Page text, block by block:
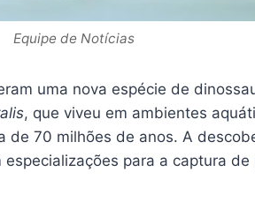
Equipe de Notícias
uma nova espécie de
, que viveu em ambientes
de 70 milhões de anos. A
para a captura de